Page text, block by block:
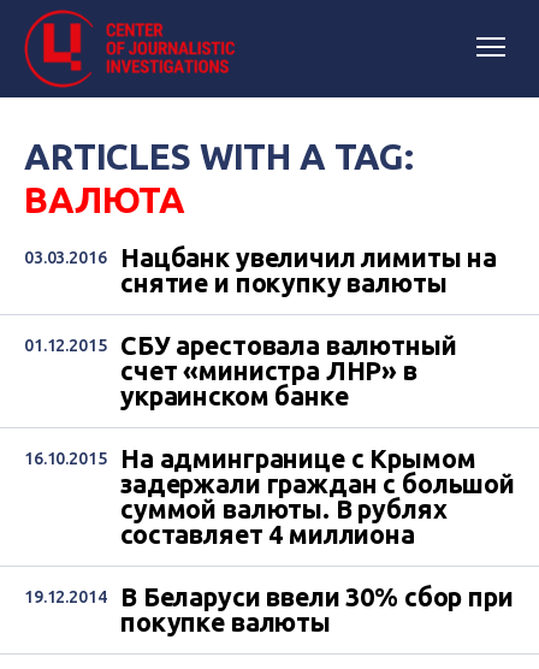
ARTICLES WITH A TAG:
ВАЛЮТА
03.03.2016
Нацбанк увеличил лимиты на
снятие и покупку валюты
01.12.2015
СБУ арестовала валютный
счет «министра ЛНР» в
украинском банке
16.10.2015
На админгранице с Крымом
задержали граждан с большой
суммой валюты. В рублях
составляет 4 миллиона
19.12.2014
В Беларуси ввели 30% сбор при
покупке валюты